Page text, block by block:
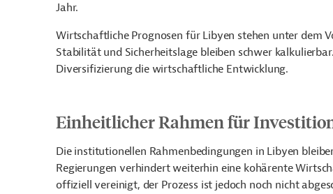
Jahr.
Wirtschaftliche Prognosen für Libyen stehen unter dem
Stabilität und Sicherheitslage bleiben schwer
Diversifizierung die wirtschaftliche Entwicklung.
Einheitlicher Rahmen für
Die institutionellen Rahmenbedingungen in Libyen
Regierungen verhindert weiterhin eine kohärente
offiziell vereinigt, der Prozess ist jedoch noch nicht